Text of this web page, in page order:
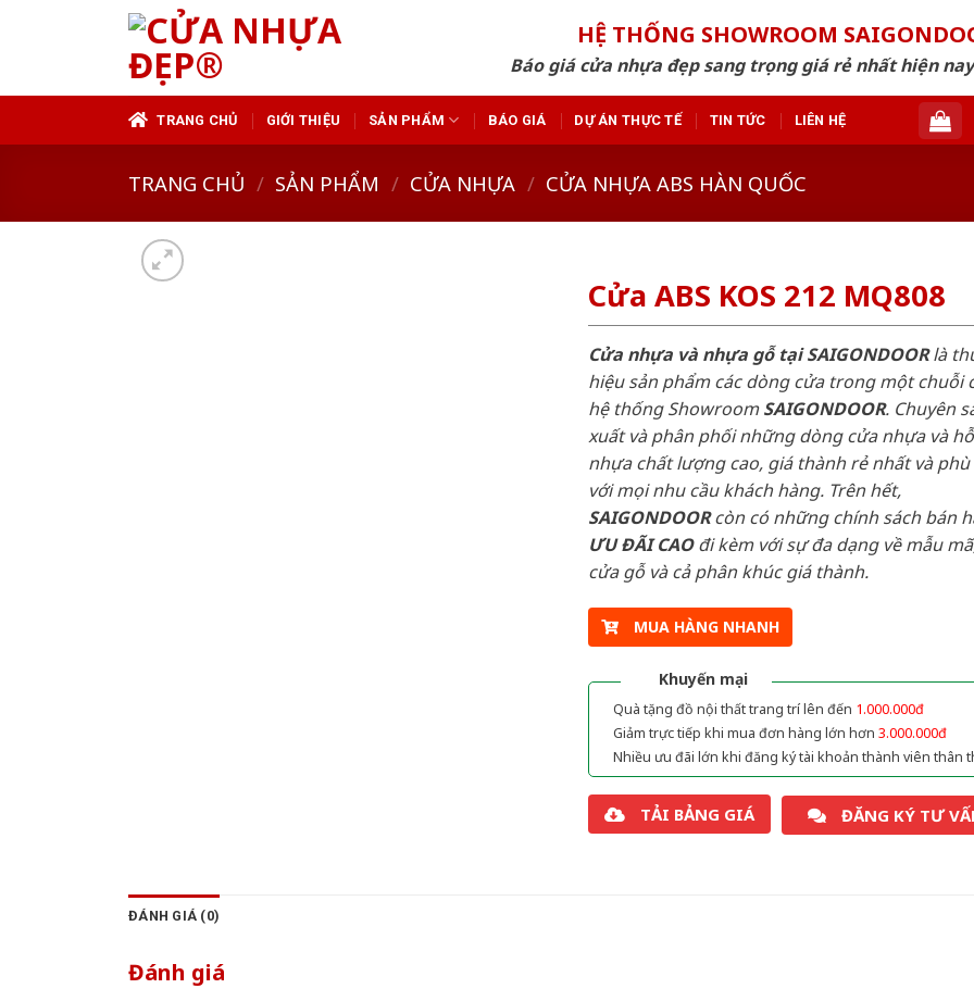
HỆ THỐNG SHOWROOM
Báo giá cửa nhựa đẹp sang trọng giá rẻ nhất hiện nay
TRANG CHỦ GIỚI THIỆU SẢN PHẨM BÁO GIÁ DỰ ÁN THỰC TẾ TIN TỨC LIÊN HỆ
TRANG CHỦ / SẢN PHẨM / CỬA NHỰA / CỬA NHỰA ABS HÀN QUỐC
Cửa ABS KOS 212 MQ808
Cửa nhựa và nhựa gỗ tại SAIGONDOORlà
hiệu sản phẩm các dòng cửa trong một chuỗi
hệ thống ShowroomSAIGONDOOR. Chuyên
xuất và phân phối những dòng cửa nhựa và
nhựa chất lượng cao, giá thành rẻ nhất và
với mọi nhu cầu khách hàng. Trên hết,
SAIGONDOORcòn có những chính sách bán
ƯU ĐÃI CAOđi kèm với sự đa dạng về mẫu
cửa gỗ và cả phân khúc giá thành.
MUA HÀNG NHANH
Khuyến mại
Quà tặng đồ nội thất trang trí lên đến 1.000.000đ
Giảm trực tiếp khi mua đơn hàng lớn hơn 3.000.000đ
Nhiều ưu đãi lớn khi đăng ký tài khoản thành viên thân
TẢI BẢNG GIÁ ĐĂNG KÝ TƯ
ĐÁNH GIÁ (0)
Đánh giá